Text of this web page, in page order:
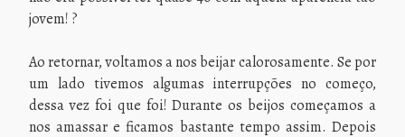
jovem! ?
Ao retornar, voltamos a nos beijar calorosamente. Se por
um lado tivemos algumas interrupções no começo,
dessa vez foi que foi! Durante os beijos começamos a
nos amassar e ficamos bastante tempo assim. Depois